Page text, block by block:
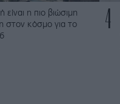
είναι η πιο βιώσιμη
στον κόσμο για το
4